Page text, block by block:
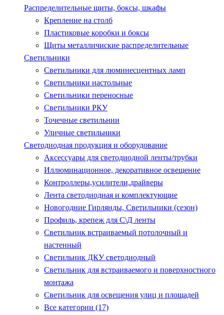
Распределительные щиты, боксы, шкафы
Крепление на столб
Пластиковые коробки и боксы
Щиты металличиские распределительные
Светильники
Светильники для люминесцентных ламп
Светильники настольные
Светильники переносные
Светильники РКУ
Точечные светильнии
Уличные светильники
Светодиодная продукция и оборудование
Аксессуары для светодиодной ленты/трубки
Иллюминационное, декоративное освещение
Контроллеры,усилители,драйверы
Лента светодиодная и комплектующие
Новогодние Гирлянды, Светильники (сезон)
Профиль, крепеж для С\Д ленты
Светильник встраиваемый потолочный и
настенный
Светильник ДКУ светодиодный
Светильник для встраиваемого и поверхностного
монтажа
Светильник для освещения улиц и площадей
Все категории (17)